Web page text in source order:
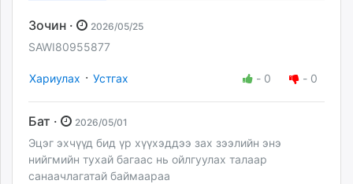
Зочин · 2026/05/25
SAWI80955877
Хариулах · Устгах - 0 - 0
Бат · 2026/05/01
Эцэг эхчүүд бид үр хүүхэддээ зах зээлийн энэ
нийгмийн тухай багаас нь ойлгуулах талаар
санаачлагатай баймаараа